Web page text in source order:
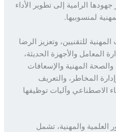
إلى تطوير الأداء
للتقنيين، وتعزيز الرضا
والأجهزة الحديثة،
المهنية والإسعافات
والتعريف
وآليات توظيفها
والمهنية، تشمل